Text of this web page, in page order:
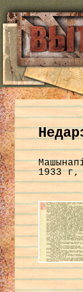
1933 г,